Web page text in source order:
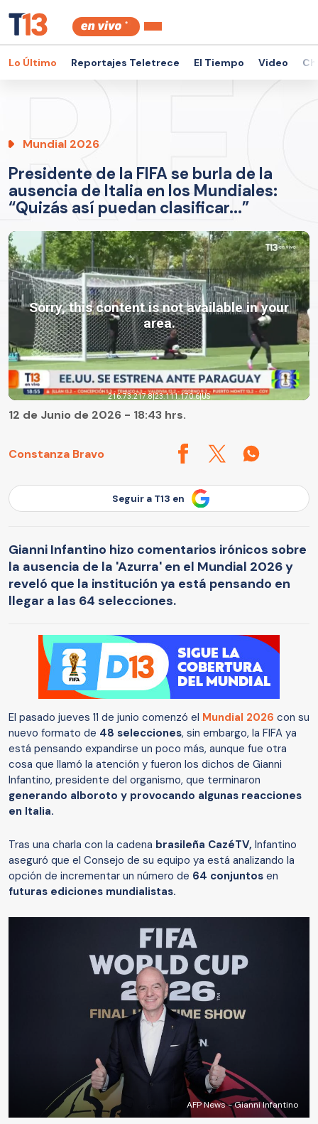
Lo Último Reportajes Teletrece El Tiempo Video
Mundial 2026
Presidente de la FIFA se burla de la
ausencia de Italia en los Mundiales:
“Quizás así puedan clasificar...”
Constanza Bravo
12 de Junio de 2026 - 18:43 hrs.
Seguir a T13 en
Gianni Infantino hizo comentarios irónicos sobre
la ausencia de la 'Azurra' en el Mundial 2026 y
reveló que la institución ya está pensando en
llegar a las 64 selecciones.
El pasado jueves 11 de junio comenzó el Mundial 2026 con su
nuevo formato de 48 selecciones, sin embargo, la FIFA ya
está pensando expandirse un poco más, aunque fue otra
cosa que llamó la atención y fueron los dichos de Gianni
Infantino, presidente del organismo, que terminaron
generando alboroto y provocando algunas reacciones
en Italia.
Tras una charla con la cadena brasileña CazéTV, Infantino
aseguró que el Consejo de su equipo ya está analizando la
opción de incrementar un número de 64 conjuntos en
futuras ediciones mundialistas.
AFP News - Gianni Infantino